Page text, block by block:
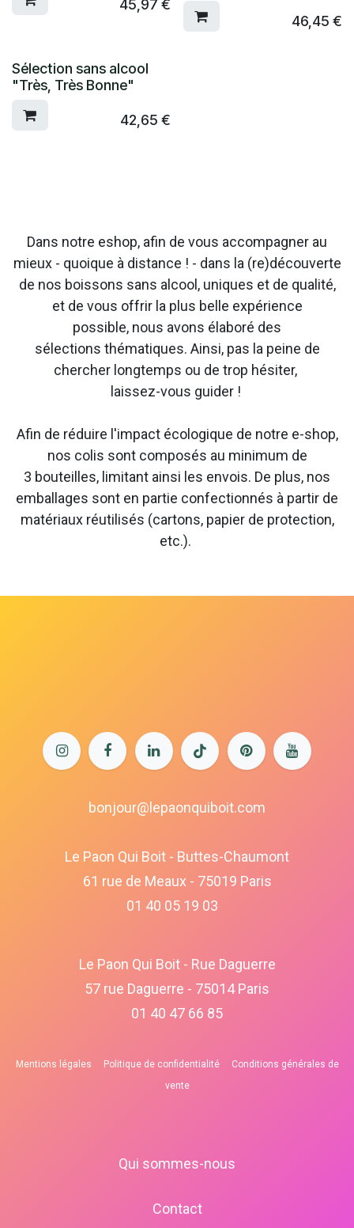
45,97 €
46,45 €
Sélection sans alcool
"Très, Très Bonne"
42,65 €
Dans notre eshop, afin de vous accompagner au
mieux - quoique à distance ! - dans la (re)découverte
de nos boissons sans alcool, uniques et de qualité,
et de vous offrir la plus belle expérience
possible, nous avons élaboré des
sélections thématiques. Ainsi, pas la peine de
chercher longtemps ou de trop hésiter,
laissez-vous guider !
Afin de réduire l'impact écologique de notre e-shop,
nos colis sont composés au minimum de
3 bouteilles, limitant ainsi les envois. De plus, nos
emballages sont en partie confectionnés à partir de
matériaux réutilisés (cartons, papier de protection,
etc.).
bonjour@lepaonquiboit.com
Le Paon Qui Boit - Buttes-Chaumont
61 rue de Meaux - 75019 Paris
01 40 05 19 03
Le Paon Qui Boit - Rue Daguerre
57 rue Daguerre - 75014 Paris
01 40 47 66 85
Mentions légales Politique de confidentialité
Conditions générales de
vente
Qui sommes-nous
Contact